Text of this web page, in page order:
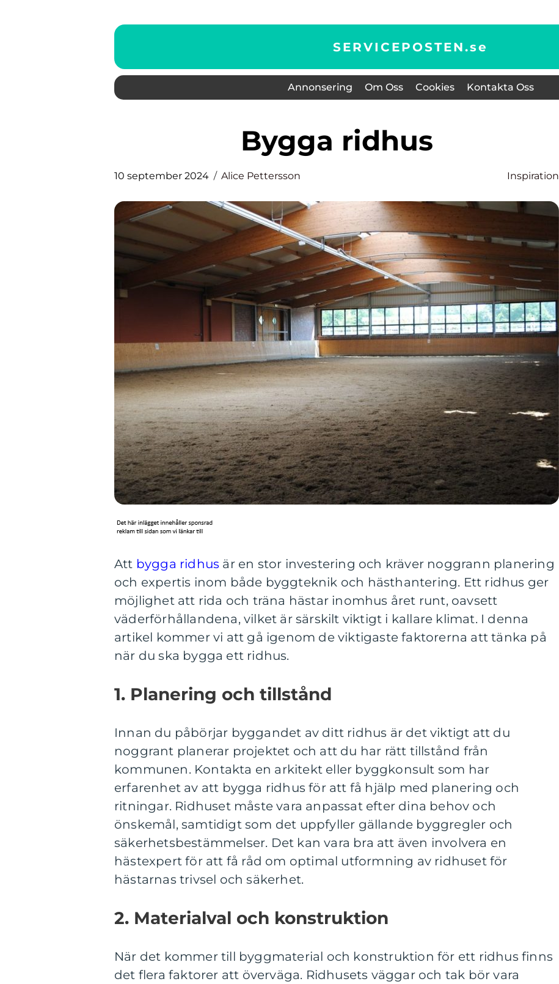
SERVICEPOSTEN.se
Annonsering Om Oss Cookies Kontakta Oss
Bygga ridhus
10 september 2024 Alice Pettersson Inspiration
Att bygga ridhus är en stor investering och kräver noggrann planering
och expertis inom både byggteknik och hästhantering. Ett ridhus ger
möjlighet att rida och träna hästar inomhus året runt, oavsett
väderförhållandena, vilket är särskilt viktigt i kallare klimat. I denna
artikel kommer vi att gå igenom de viktigaste faktorerna att tänka på
när du ska bygga ett ridhus.
1. Planering och tillstånd
Innan du påbörjar byggandet av ditt ridhus är det viktigt att du
noggrant planerar projektet och att du har rätt tillstånd från
kommunen. Kontakta en arkitekt eller byggkonsult som har
erfarenhet av att bygga ridhus för att få hjälp med planering och
ritningar. Ridhuset måste vara anpassat efter dina behov och
önskemål, samtidigt som det uppfyller gällande byggregler och
säkerhetsbestämmelser. Det kan vara bra att även involvera en
hästexpert för att få råd om optimal utformning av ridhuset för
hästarnas trivsel och säkerhet.
2. Materialval och konstruktion
När det kommer till byggmaterial och konstruktion för ett ridhus finns
det flera faktorer att överväga. Ridhusets väggar och tak bör vara